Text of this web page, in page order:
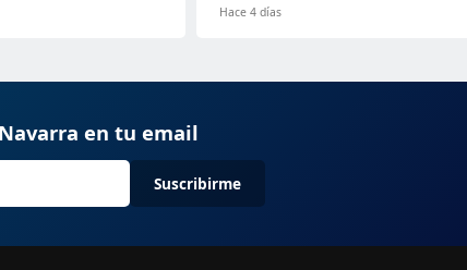
Hace 4 días
en tu email
Suscribirme